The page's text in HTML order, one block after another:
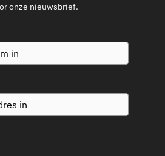
onze nieuwsbrief.